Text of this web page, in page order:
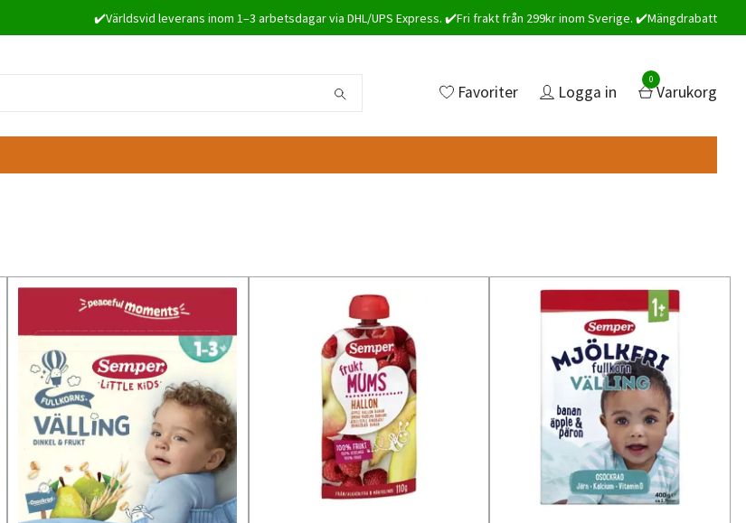
✔️Världsvid leverans inom 1–3 arbetsdagar via DHL/UPS Express. ✔️Fri frakt från 299kr inom Sverige. ✔️Mängdrabatt
Favoriter Logga in
0
Varukorg